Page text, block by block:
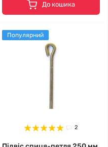
До кошика
Популярний
2